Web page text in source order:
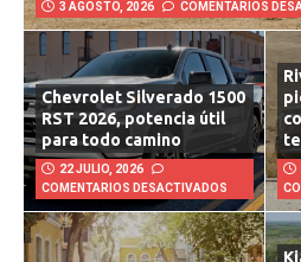
3 AGOSTO, 2026 COMENTARIOS
Chevrolet Silverado 1500
RST 2026, potencia útil
para todo camino
22 JULIO, 2026
COMENTARIOS DESACTIVADOS